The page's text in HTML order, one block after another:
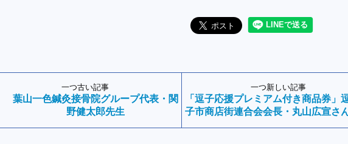
一つ古い記事
葉山一色鍼灸接骨院グループ代表・関
野健太郎先生
一つ新しい記事
「逗子応援プレミアム付き商品券」
子市商店街連合会会長・丸山広宣さ